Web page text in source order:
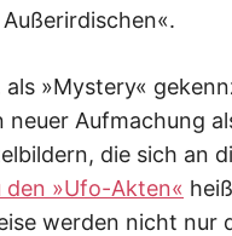
als »Mystery«
neuer Aufmachung
die sich an
»Ufo-Akten«
werden nicht